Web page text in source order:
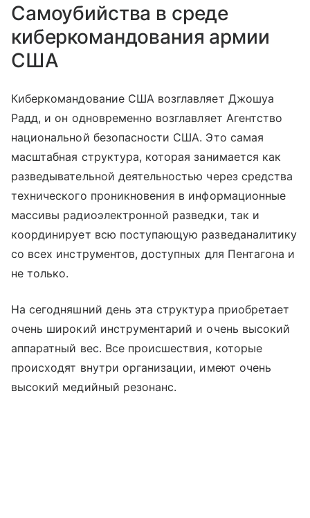
Самоубийства в среде
киберкомандования армии
США
Киберкомандование США возглавляет Джошуа
Радд, и он одновременно возглавляет Агентство
национальной безопасности США. Это самая
масштабная структура, которая занимается как
разведывательной деятельностью через средства
технического проникновения в информационные
массивы радиоэлектронной разведки, так и
координирует всю поступающую разведаналитику
со всех инструментов, доступных для Пентагона и
не только.
На сегодняшний день эта структура приобретает
очень широкий инструментарий и очень высокий
аппаратный вес. Все происшествия, которые
происходят внутри организации, имеют очень
высокий медийный резонанс.